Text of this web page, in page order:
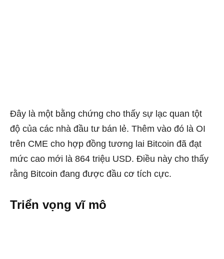
Đây là một bằng chứng cho thấy sự lạc quan tột
độ của các nhà đầu tư bán lẻ. Thêm vào đó là OI
trên CME cho hợp đồng tương lai Bitcoin đã đạt
mức cao mới là 864 triệu USD. Điều này cho thấy
rằng Bitcoin đang được đầu cơ tích cực.
Triển vọng vĩ mô